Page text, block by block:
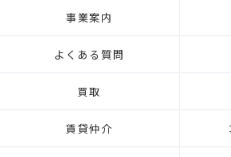
事業案内
よくある質問
買取
賃貸仲介